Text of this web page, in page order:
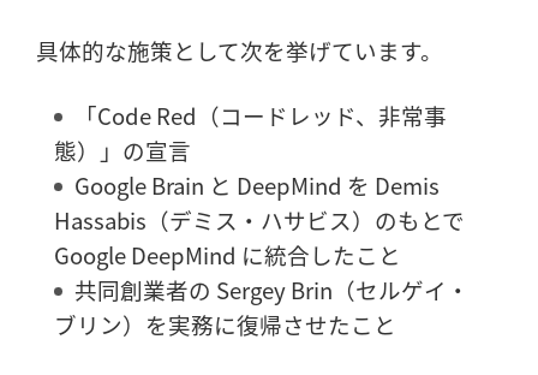
具体的な施策として次を挙げています。
「Code Red（コードレッド、非常事
態）」の宣言
Google Brain と DeepMind を Demis
Hassabis（デミス・ハサビス）のもとで
Google DeepMind に統合したこと
共同創業者の Sergey Brin（セルゲイ・
ブリン）を実務に復帰させたこと